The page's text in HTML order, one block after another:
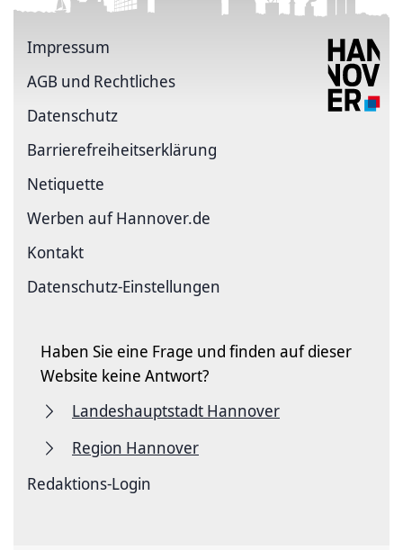
Impressum
AGB und Rechtliches
Datenschutz
Barriere­freiheits­erklärung
Netiquette
Werben auf Hannover.de
Kontakt
Datenschutz-Einstellungen
Haben Sie eine Frage und finden auf dieser
Website keine Antwort?
Landeshauptstadt Hannover
Region Hannover
Redaktions-Login